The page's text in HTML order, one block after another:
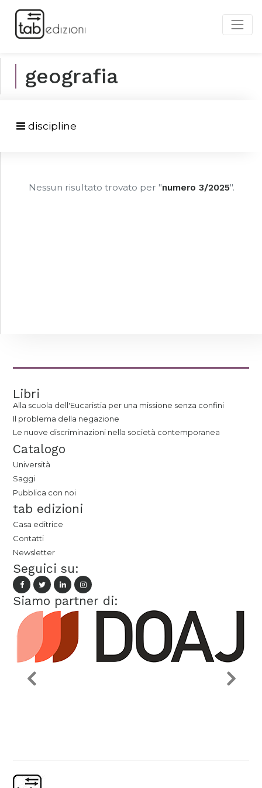
geografia
discipline
Nessun risultato trovato per "numero 3/2025".
Libri
Alla scuola dell'Eucaristia per una missione senza confini
Il problema della negazione
Le nuove discriminazioni nella società contemporanea
Catalogo
Università
Saggi
Pubblica con noi
tab edizioni
Casa editrice
Contatti
Newsletter
Seguici su:
Siamo partner di: